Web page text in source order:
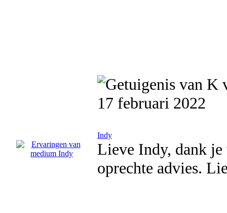
17 februari 2022
Indy
Lieve Indy, dank
oprechte advies.